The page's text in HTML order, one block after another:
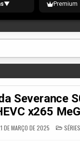
▼ Premium
Severance
x265
DE MARÇO DE 2025
IN